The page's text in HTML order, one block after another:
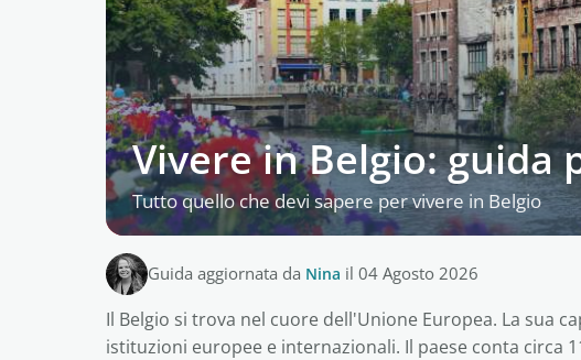
Vivere in Belgio: guida
Tutto quello che devi sapere per vivere in Belgio
Guida aggiornata da Nina il 04 Agosto 2026
Il Belgio si trova nel cuore dell'Unione Europea. La sua
istituzioni europee e internazionali. Il paese conta circa